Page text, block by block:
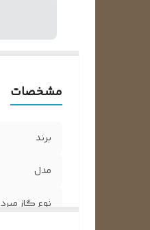
مشخصات
برند
مدل
نوع گاز مبرد